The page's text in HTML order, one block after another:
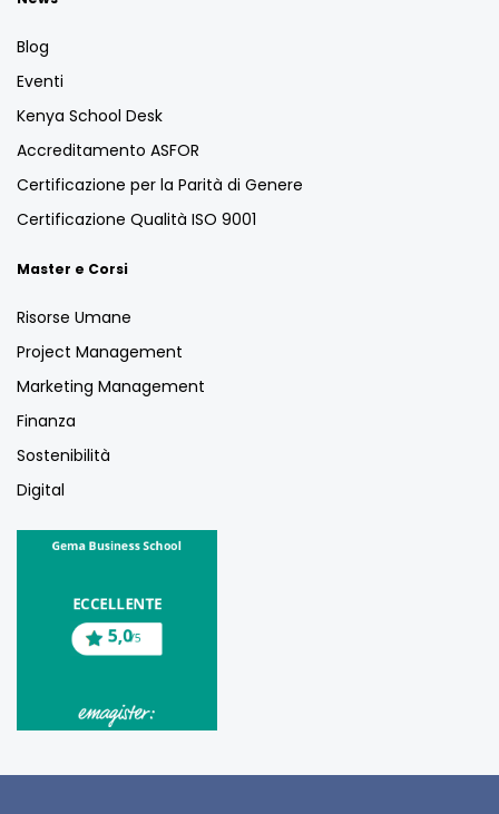
Blog
Eventi
Kenya School Desk
Accreditamento ASFOR
Certificazione per la Parità di Genere
Certificazione Qualità ISO 9001
Master e Corsi
Risorse Umane
Project Management
Marketing Management
Finanza
Sostenibilità
Digital